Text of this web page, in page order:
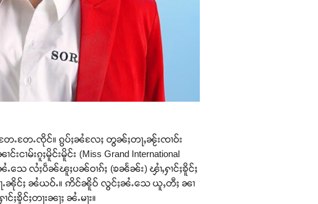
ႇ တႄႉတႄႉၸိုင်။ ၵွပ်ႈၼႆလႄႈ တွၼ်ႈတႃႇၼႂ်းၸၢဝ်း
မ်းၵူႈမိူင်းမိူင်း (Miss Grand International
ႉသေ လႆႈပဵၼ်ၽူႈပၼ်ဝၢၵ်ႈ (ၶၼႅၼ်း) ၾၢႆႇႁၢင်ႈၶိူင်ႈ
ေႃႉၼိုင်ႈ ၼႆယဝ်ႉ။ ဢိင်ၼိူဝ် လွင်ႈၼႆႉသေ ယူႇတီႈ ၼၢ
ၶိူင်ႈတႃးၼႃႈ ၼႆႉမႃး။